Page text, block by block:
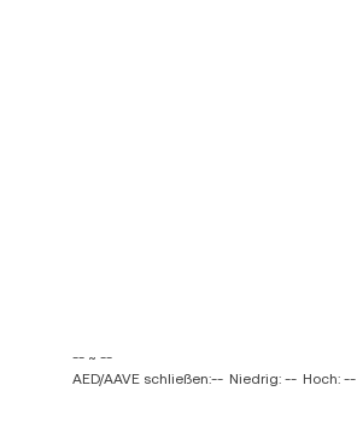
-- ~ --
AED/AAVE schließen:-- Niedrig: -- Hoch: --